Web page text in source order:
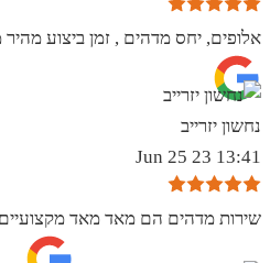
אלופים, יחס מדהים , זמן ביצוע
נחשון יזרייב
13:41 23 Jun 25
שירות מדהים הם מאד מאד מקצועיים